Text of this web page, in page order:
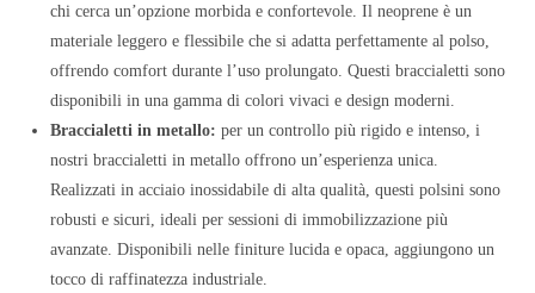
chi cerca un’opzione morbida e confortevole. Il neoprene è un
materiale leggero e flessibile che si adatta perfettamente al polso,
offrendo comfort durante l’uso prolungato. Questi braccialetti sono
disponibili in una gamma di colori vivaci e design moderni.
Braccialetti in metallo: per un controllo più rigido e intenso, i
nostri braccialetti in metallo offrono un’esperienza unica.
Realizzati in acciaio inossidabile di alta qualità, questi polsini sono
robusti e sicuri, ideali per sessioni di immobilizzazione più
avanzate. Disponibili nelle finiture lucida e opaca, aggiungono un
tocco di raffinatezza industriale.